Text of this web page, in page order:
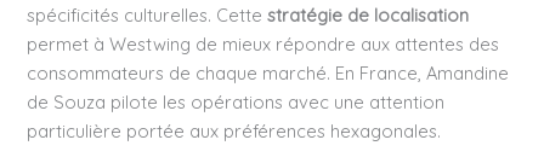
spécificités culturelles. Cettestratégie de localisation
permet à Westwing de mieux répondre aux attentes des
consommateurs de chaque marché. En France, Amandine
de Souza pilote les opérations avec une attention
particulière portée aux préférences hexagonales.